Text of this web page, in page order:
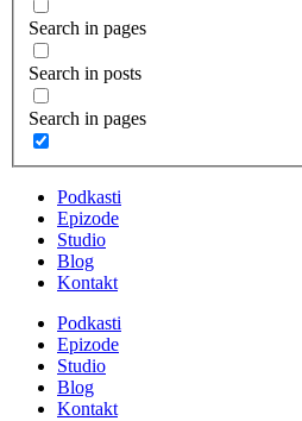
Search in pages
Search in posts
Search in pages
Podkasti
Epizode
Studio
Blog
Kontakt
Podkasti
Epizode
Studio
Blog
Kontakt